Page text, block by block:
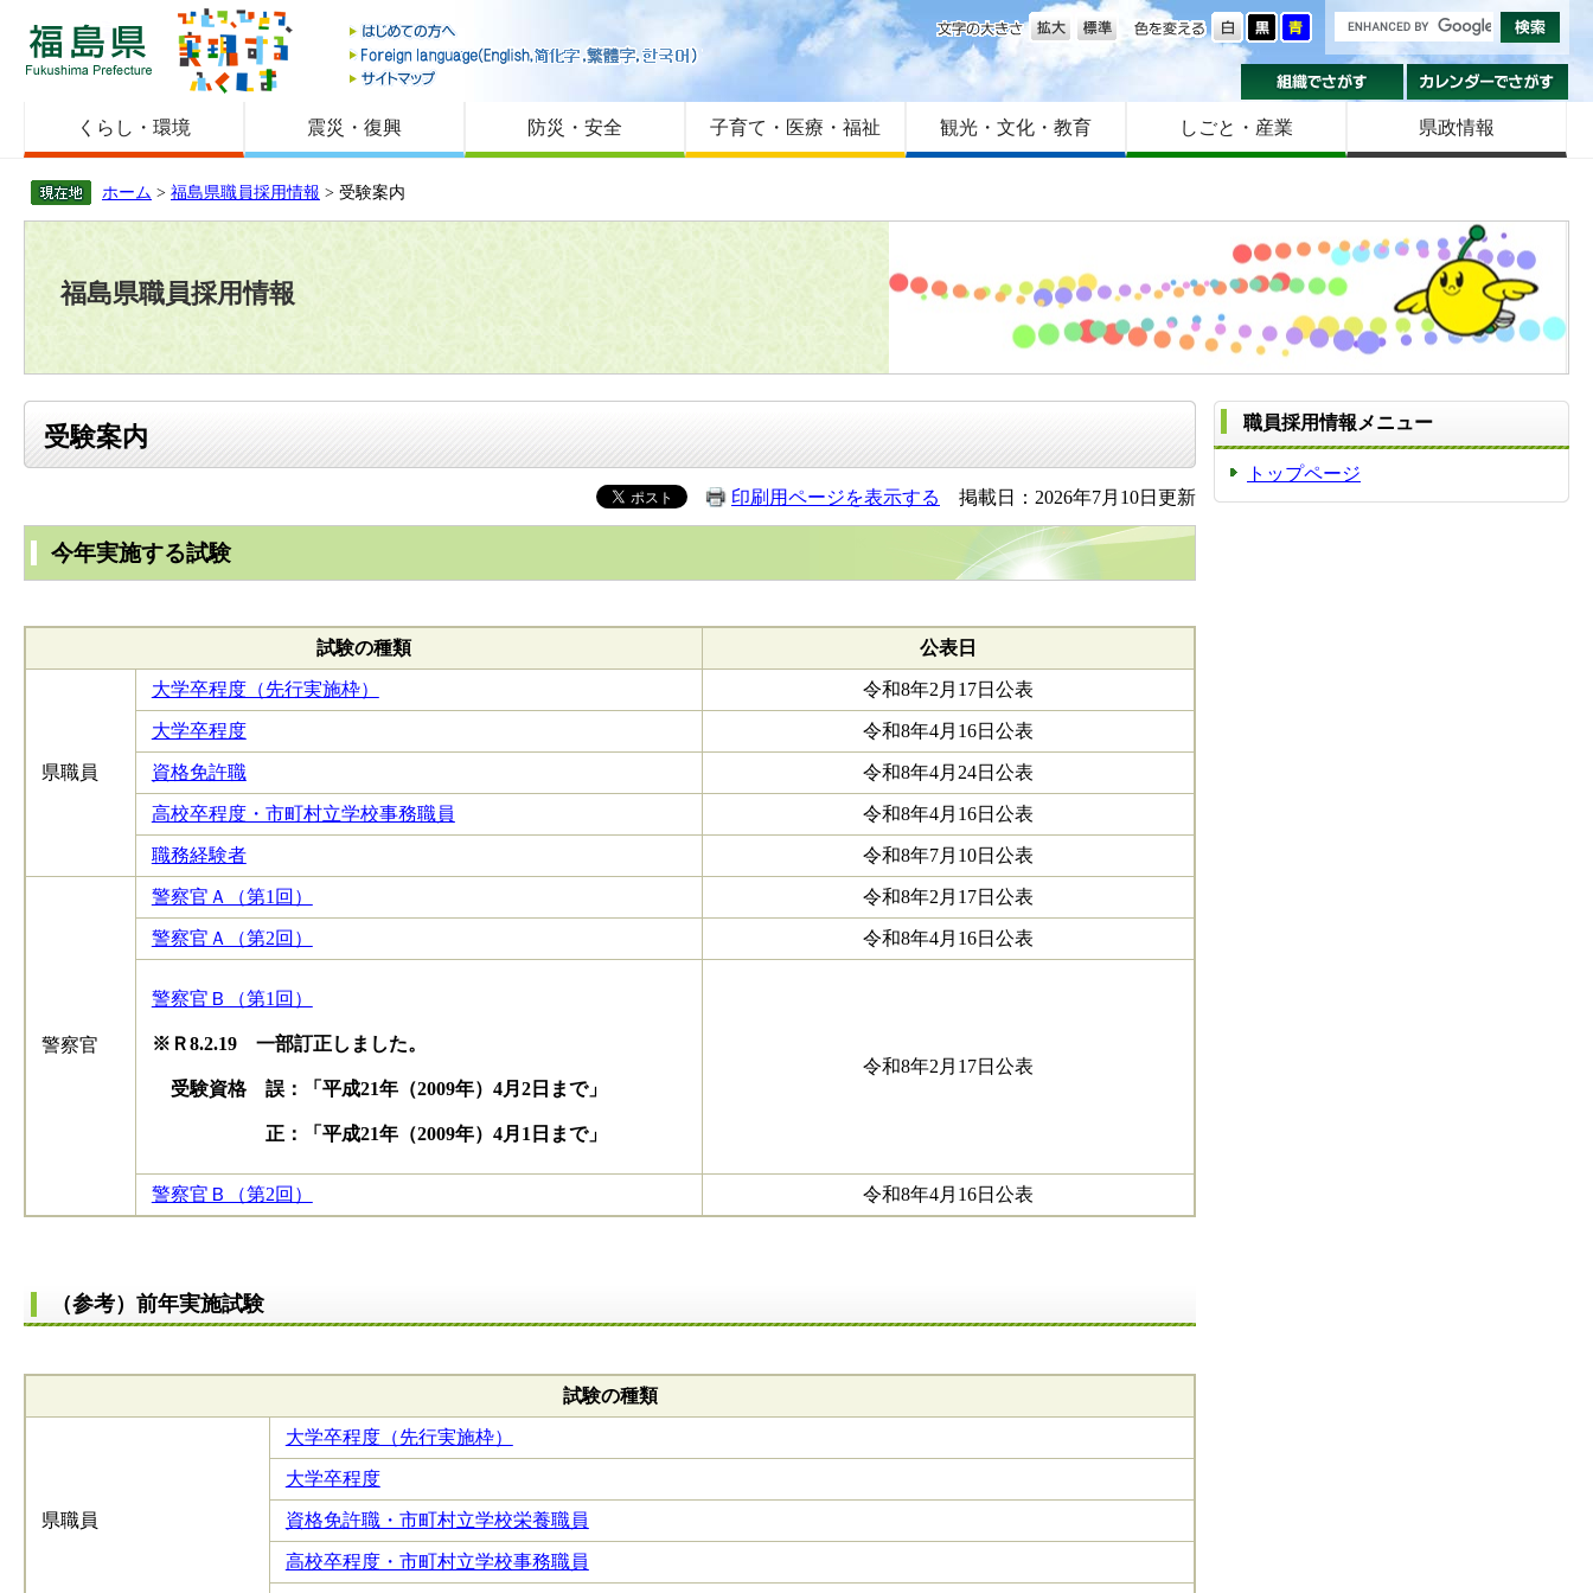
福島県
はじめての方へ
Foreign language
サイトマップ
色を変える
文字の大きさ
組織でさがす
くらし・環境 震災・復興 防災・安全 子育て・医療・福祉 観光・文化・教育 しごと・産業 県政情報
ホーム > 福島県職員採用情報 > 受験案内
福島県職員採用情報
受験案内
印刷用ページを表示する 掲載日：2026年7月10日更新
今年実施する試験
試験の種類 公表日
県職員
大学卒程度（先行実施枠） 令和8年2月17日公表
大学卒程度 令和8年4月16日公表
資格免許職 令和8年4月24日公表
高校卒程度・市町村立学校事務職員 令和8年4月16日公表
職務経験者 令和8年7月10日公表
警察官
警察官Ａ（第1回） 令和8年2月17日公表
警察官Ａ（第2回） 令和8年4月16日公表
警察官Ｂ（第1回）
※Ｒ8.2.19 一部訂正しました。
受験資格 誤：「平成21年（2009年）4月2日まで」
正：「平成21年（2009年）4月1日まで」
令和8年2月17日公表
警察官Ｂ（第2回） 令和8年4月16日公表
（参考）前年実施試験
試験の種類
県職員
大学卒程度（先行実施枠）
大学卒程度
資格免許職・市町村立学校栄養職員
高校卒程度・市町村立学校事務職員
職員採用情報メニュー
トップページ